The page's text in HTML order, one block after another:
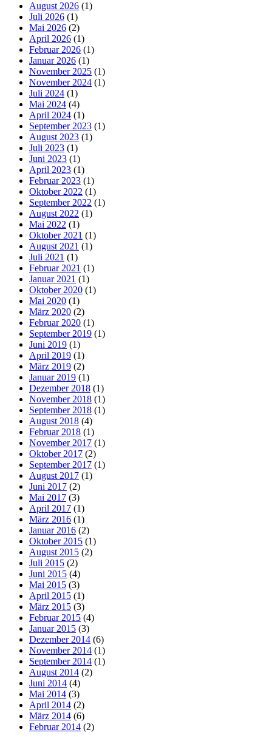
August 2026 (1)
Juli 2026 (1)
Mai 2026 (2)
April 2026 (1)
Februar 2026 (1)
Januar 2026 (1)
November 2025 (1)
November 2024 (1)
Juli 2024 (1)
Mai 2024 (4)
April 2024 (1)
September 2023 (1)
August 2023 (1)
Juli 2023 (1)
Juni 2023 (1)
April 2023 (1)
Februar 2023 (1)
Oktober 2022 (1)
September 2022 (1)
August 2022 (1)
Mai 2022 (1)
Oktober 2021 (1)
August 2021 (1)
Juli 2021 (1)
Februar 2021 (1)
Januar 2021 (1)
Oktober 2020 (1)
Mai 2020 (1)
März 2020 (2)
Februar 2020 (1)
September 2019 (1)
Juni 2019 (1)
April 2019 (1)
März 2019 (2)
Januar 2019 (1)
Dezember 2018 (1)
November 2018 (1)
September 2018 (1)
August 2018 (4)
Februar 2018 (1)
November 2017 (1)
Oktober 2017 (2)
September 2017 (1)
August 2017 (1)
Juni 2017 (2)
Mai 2017 (3)
April 2017 (1)
März 2016 (1)
Januar 2016 (2)
Oktober 2015 (1)
August 2015 (2)
Juli 2015 (2)
Juni 2015 (4)
Mai 2015 (3)
April 2015 (1)
März 2015 (3)
Februar 2015 (4)
Januar 2015 (3)
Dezember 2014 (6)
November 2014 (1)
September 2014 (1)
August 2014 (2)
Juni 2014 (4)
Mai 2014 (3)
April 2014 (2)
März 2014 (6)
Februar 2014 (2)